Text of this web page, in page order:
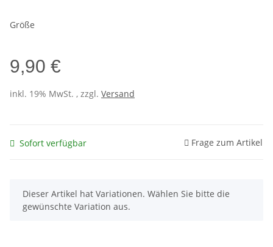
Größe
9,90 €
inkl. 19% MwSt. , zzgl. Versand
Sofort verfügbar Frage zum Artikel
x
Dieser Artikel hat Variationen. Wählen Sie bitte die
gewünschte Variation aus.